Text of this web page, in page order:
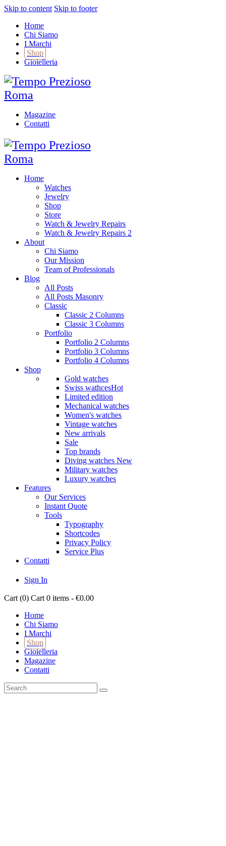
Skip to content Skip to footer
Home
Chi Siamo
I Marchi
Shop
Gioielleria
Magazine
Contatti
Home
Watches
Jewelry
Shop
Store
Watch & Jewelry Repairs
Watch & Jewelry Repairs 2
About
Chi Siamo
Our Mission
Team of Professionals
Blog
All Posts
All Posts Masonry
Classic
Classic 2 Columns
Classic 3 Columns
Portfolio
Portfolio 2 Columns
Portfolio 3 Columns
Portfolio 4 Columns
Shop
Gold watches
Swiss wathcesHot
Limited edition
Mechanical watches
Women's watches
Vintage watches
New arrivals
Sale
Top brands
Diving watches New
Military watches
Luxury watches
Features
Our Services
Instant Quote
Tools
Typography
Shortcodes
Privacy Policy
Service Plus
Contatti
Sign In
Cart (0) Cart 0 items - €0.00
Home
Chi Siamo
I Marchi
Shop
Gioielleria
Magazine
Contatti